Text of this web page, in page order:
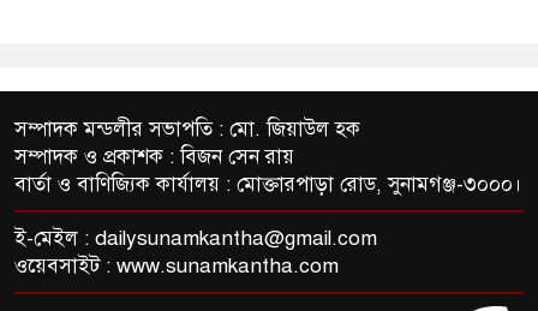
সম্পাদক মন্ডলীর সভাপতি : মো. জিয়াউল হক
সম্পাদক ও প্রকাশক : বিজন সেন রায়
বার্তা ও বাণিজ্যিক কার্যালয় : মোক্তারপাড়া রোড, সুনামগঞ্জ-৩০০০।
ই-মেইল : dailysunamkantha@gmail.com
ওয়েবসাইট : www.sunamkantha.com